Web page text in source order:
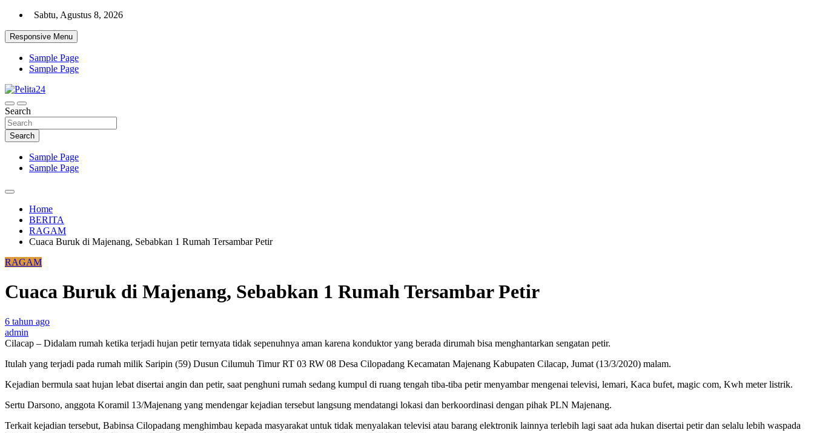
Skip
content
Sabtu, Agustus 8, 2026
Responsive Menu
Sample Page
Sample Page
Pelita24
Aktual, Mendalam dan Terpercaya
Search
Search
Sample Page
Sample Page
Home
BERITA
RAGAM
Cuaca Buruk di Majenang, Sebabkan 1 Rumah Tersambar Petir
RAGAM
Cuaca Buruk di Majenang, Sebabkan 1 Rumah Tersambar Petir
6 tahun ago
admin
Cilacap – Didalam rumah ketika terjadi hujan petir ternyata tidak sepenuhnya aman karena konduktor yang berada dirumah bisa menghantarkan sengatan petir.
Itulah yang terjadi pada rumah milik Saripin (59) Dusun Cilumuh Timur RT 03 RW 08 Desa Cilopadang Kecamatan Majenang Kabupaten Cilacap, Jumat (13/3/2020) malam.
Kejadian bermula saat hujan lebat disertai angin dan petir, saat penghuni rumah sedang kumpul di ruang tengah tiba-tiba petir menyambar mengenai televisi, lemari, Kaca bufet, magic com, Kwh meter listrik.
Sertu Darsono, anggota Koramil 13/Majenang yang mendengar kejadian tersebut langsung mendatangi lokasi dan berkoordinasi dengan pihak PLN Majenang.
Terkait kejadian tersebut, Babinsa Cilopadang menghimbau kepada masyarakat untuk tidak menyalakan televisi atau barang elektronik lainnya terlebih lagi saat ada hukan disertai petir dan selalu lebih waspada